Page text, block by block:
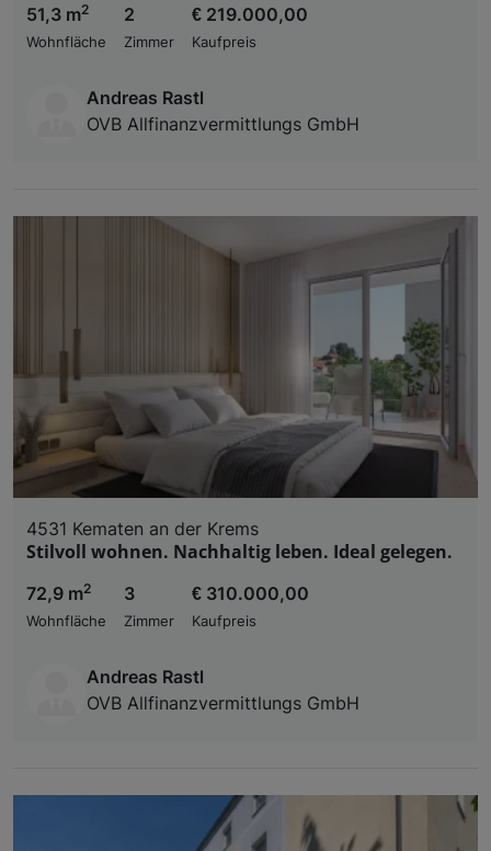
51,3 m2
Wohnfläche
2
Zimmer
€ 219.000,00
Kaufpreis
Andreas Rastl
OVB Allfinanzvermittlungs GmbH
4531 Kematen an der Krems
Stilvoll wohnen. Nachhaltig leben. Ideal gelegen.
72,9 m2
Wohnfläche
3
Zimmer
€ 310.000,00
Kaufpreis
Andreas Rastl
OVB Allfinanzvermittlungs GmbH